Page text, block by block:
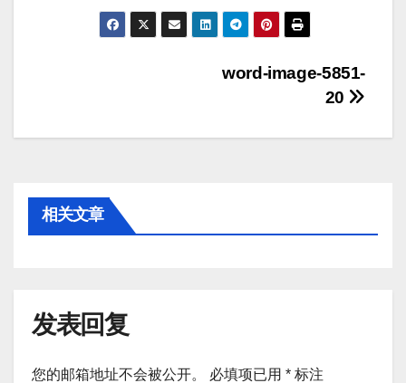
航
word-image-5851-
20
相关文章
发表回复
您的邮箱地址不会被公开。 必填项已用 * 标注